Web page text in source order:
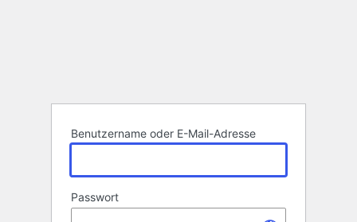
Benutzername oder E-Mail-Adresse
Passwort